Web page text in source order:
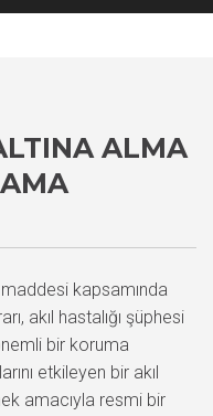
ALMA
kapsamında
akıl hastalığı şüphesi
bir koruma
etkileyen bir akıl
amacıyla resmi bir